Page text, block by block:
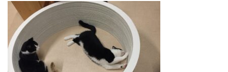
お問い合わせ